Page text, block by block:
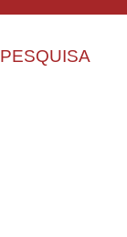
PESQUISA